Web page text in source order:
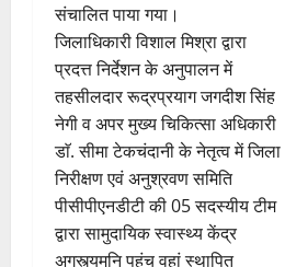
संचालित पाया गया।
जिलाधिकारी विशाल मिश्रा द्वारा
प्रदत्त निर्देशन के अनुपालन में
तहसीलदार रूद्रप्रयाग जगदीश सिंह
नेगी व अपर मुख्य चिकित्सा अधिकारी
डाॅ. सीमा टेकचंदानी के नेतृत्व में जिला
निरीक्षण एवं अनुश्रवण समिति
पीसीपीएनडीटी की 05 सदस्यीय टीम
द्वारा सामुदायिक स्वास्थ्य केंद्र
अगस्त्यमुनि पहुंच वहां स्थापित